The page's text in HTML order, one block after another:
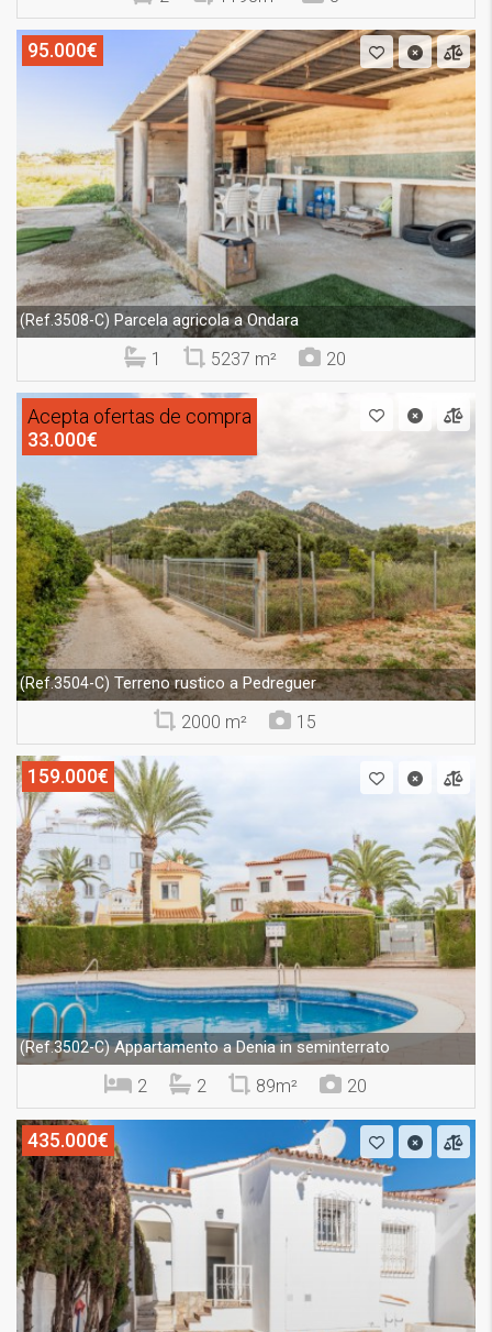
95.000€
(Ref.3508-C) Parcela agricola a Ondara
1 5237 m² 20
Acepta ofertas de compra
33.000€
(Ref.3504-C) Terreno rustico a Pedreguer
2000 m² 15
159.000€
(Ref.3502-C)Appartamento a Denia in seminterrato
2 2 89m² 20
435.000€